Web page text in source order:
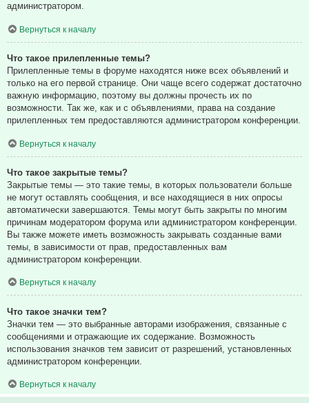
администратором.
Вернуться к началу
Что такое прилепленные темы?
Прилепленные темы в форуме находятся ниже всех объявлений и
только на его первой странице. Они чаще всего содержат достаточно
важную информацию, поэтому вы должны прочесть их по
возможности. Так же, как и с объявлениями, права на создание
прилепленных тем предоставляются администратором конференции.
Вернуться к началу
Что такое закрытые темы?
Закрытые темы — это такие темы, в которых пользователи больше
не могут оставлять сообщения, и все находящиеся в них опросы
автоматически завершаются. Темы могут быть закрыты по многим
причинам модератором форума или администратором конференции.
Вы также можете иметь возможность закрывать созданные вами
темы, в зависимости от прав, предоставленных вам
администратором конференции.
Вернуться к началу
Что такое значки тем?
Значки тем — это выбранные авторами изображения, связанные с
сообщениями и отражающие их содержание. Возможность
использования значков тем зависит от разрешений, установленных
администратором конференции.
Вернуться к началу